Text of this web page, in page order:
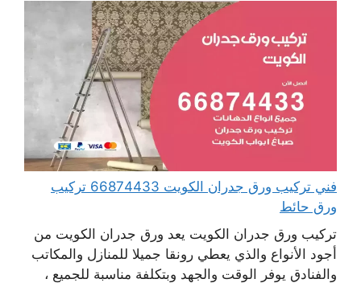
فني تركيب ورق جدران الكويت 66874433 تركيب
ورق حائط
تركيب ورق جدران الكويت يعد ورق جدران الكويت من
أجود الأنواع والذي يعطي رونقا جميلا للمنازل والمكاتب
والفنادق يوفر الوقت والجهد وبتكلفة مناسبة للجميع ،